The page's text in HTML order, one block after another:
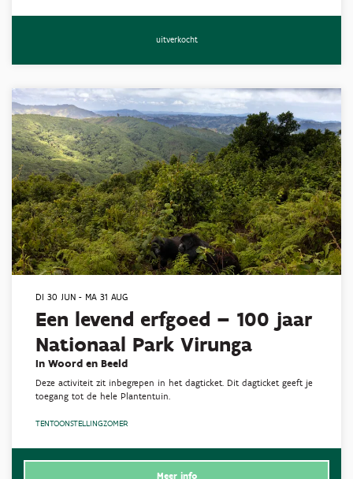
uitverkocht
Een levend erfgoed – 100 jaar
Nationaal Park Virunga
In Woord en Beeld
DI 30 JUN - MA 31 AUG
Deze activiteit zit inbegrepen in het dagticket. Dit dagticket geeft je
toegang tot de hele Plantentuin.
TENTOONSTELLINGZOMER
Meer info